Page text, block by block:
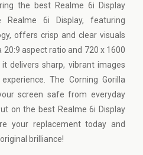
the best Realme 6i Display
Realme 6i Display, featuring
offers crisp and clear visuals
20:9 aspect ratio and 720 x 1600
delivers sharp, vibrant images
The Corning Gorilla
screen safe from everyday
on the best Realme 6i Display
your replacement today and
brilliance!